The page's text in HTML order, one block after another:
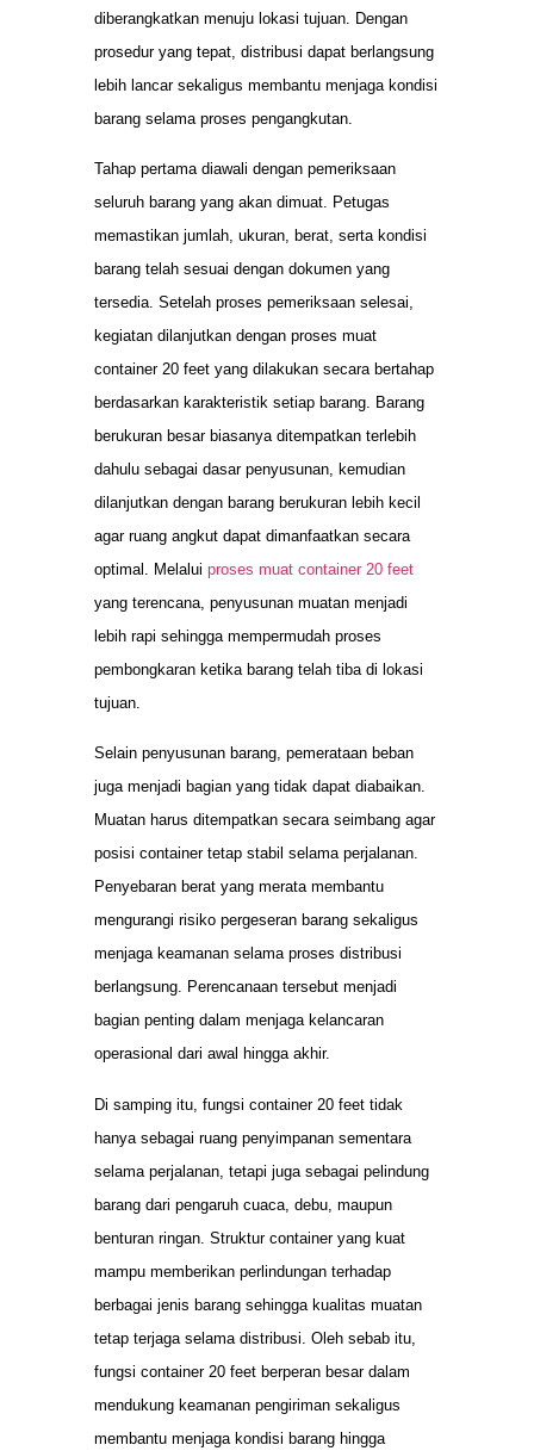
diberangkatkan menuju lokasi tujuan. Dengan
prosedur yang tepat, distribusi dapat berlangsung
lebih lancar sekaligus membantu menjaga kondisi
barang selama proses pengangkutan.
Tahap pertama diawali dengan pemeriksaan
seluruh barang yang akan dimuat. Petugas
memastikan jumlah, ukuran, berat, serta kondisi
barang telah sesuai dengan dokumen yang
tersedia. Setelah proses pemeriksaan selesai,
kegiatan dilanjutkan dengan proses muat
container 20 feet yang dilakukan secara bertahap
berdasarkan karakteristik setiap barang. Barang
berukuran besar biasanya ditempatkan terlebih
dahulu sebagai dasar penyusunan, kemudian
dilanjutkan dengan barang berukuran lebih kecil
agar ruang angkut dapat dimanfaatkan secara
optimal. Melalui proses muat container 20 feet
yang terencana, penyusunan muatan menjadi
lebih rapi sehingga mempermudah proses
pembongkaran ketika barang telah tiba di lokasi
tujuan.
Selain penyusunan barang, pemerataan beban
juga menjadi bagian yang tidak dapat diabaikan.
Muatan harus ditempatkan secara seimbang agar
posisi container tetap stabil selama perjalanan.
Penyebaran berat yang merata membantu
mengurangi risiko pergeseran barang sekaligus
menjaga keamanan selama proses distribusi
berlangsung. Perencanaan tersebut menjadi
bagian penting dalam menjaga kelancaran
operasional dari awal hingga akhir.
Di samping itu, fungsi container 20 feet tidak
hanya sebagai ruang penyimpanan sementara
selama perjalanan, tetapi juga sebagai pelindung
barang dari pengaruh cuaca, debu, maupun
benturan ringan. Struktur container yang kuat
mampu memberikan perlindungan terhadap
berbagai jenis barang sehingga kualitas muatan
tetap terjaga selama distribusi. Oleh sebab itu,
fungsi container 20 feet berperan besar dalam
mendukung keamanan pengiriman sekaligus
membantu menjaga kondisi barang hingga